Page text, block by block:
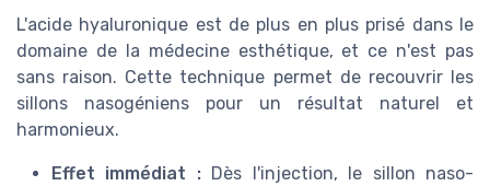
L'acide hyaluronique est de plus en plus prisé dans le
domaine de la médecine esthétique, et ce n'est pas
sans raison. Cette technique permet de recouvrir les
sillons nasogéniens pour un résultat naturel et
harmonieux.
Effet immédiat :Dès l'injection, le sillon naso-